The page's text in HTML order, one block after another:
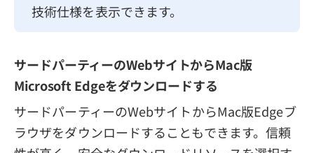
技術仕様を表示できます。
サードパーティーのWebサイトからMac版
Microsoft Edgeをダウンロードする
サードパーティーのWebサイトからMac版Edgeブ
ラウザをダウンロードすることもできます。信頼